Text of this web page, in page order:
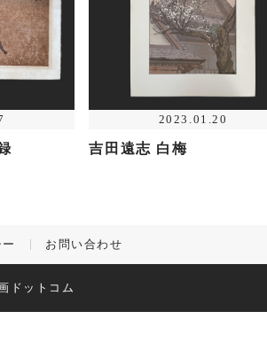
2023.01.20
吉田遠志 白梅
お問い合わせ
ドットコム